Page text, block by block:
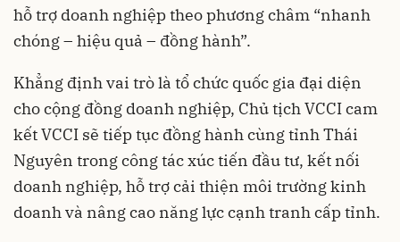
hỗ trợ doanh nghiệp theo phương châm “nhanh
chóng – hiệu quả – đồng hành”.
Khẳng định vai trò là tổ chức quốc gia đại diện
cho cộng đồng doanh nghiệp, Chủ tịch VCCI cam
kết VCCI sẽ tiếp tục đồng hành cùng tỉnh Thái
Nguyên trong công tác xúc tiến đầu tư, kết nối
doanh nghiệp, hỗ trợ cải thiện môi trường kinh
doanh và nâng cao năng lực cạnh tranh cấp tỉnh.